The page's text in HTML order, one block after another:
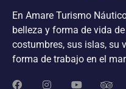
En Amare Turismo
belleza y forma de vida
costumbres, sus islas, su
forma de trabajo en el